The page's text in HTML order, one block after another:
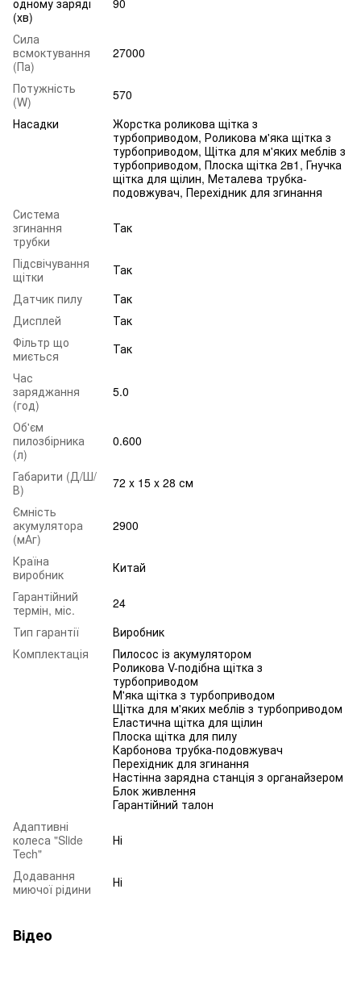
одному заряді
(хв)
90
Сила
всмоктування
(Па)
27000
Потужність
(W)
570
Насадки
Жорстка роликова щітка з
турбоприводом, Роликова м'яка щітка з
турбоприводом, Щітка для м'яких меблів з
турбоприводом, Плоска щітка 2в1, Гнучка
щітка для щілин, Металева трубка-
подовжувач, Перехідник для згинання
Система
згинання
трубки
Так
Підсвічування
щітки
Так
Датчик пилу
Так
Дисплей
Так
Фільтр що
миється
Так
Час
заряджання
(год)
5.0
Об'єм
пилозбірника
(л)
0.600
Габарити (Д/Ш/
В)
72 x 15 x 28 см
Ємність
акумулятора
(мАг)
2900
Країна
виробник
Китай
Гарантійний
термін, міс.
24
Тип гарантії
Виробник
Комплектація
Пилосос із акумулятором
Роликова V-подібна щітка з
турбоприводом
М'яка щітка з турбоприводом
Щітка для м'яких меблів з турбоприводом
Еластична щітка для щілин
Плоска щітка для пилу
Карбонова трубка-подовжувач
Перехідник для згинання
Настінна зарядна станція з органайзером
Блок живлення
Гарантійний талон
Адаптивні
колеса "Slide
Tech"
Ні
Додавання
миючої рідини
Ні
Відео